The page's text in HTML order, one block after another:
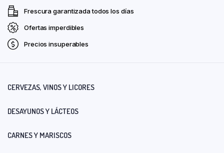
Frescura garantizada todos los días
Ofertas imperdibles
Precios insuperables
CERVEZAS, VINOS Y LICORES
DESAYUNOS Y LÁCTEOS
CARNES Y MARISCOS